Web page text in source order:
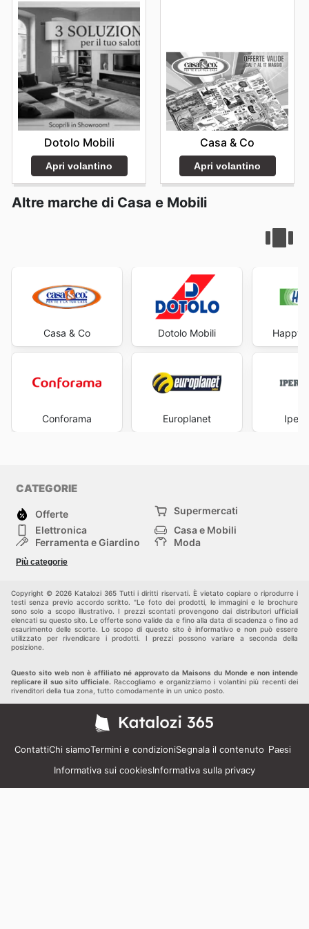
Monde's weekly ads and enjoy exclusive savings every
day.
Dotolo Mobili
Apri volantino
Casa & Co
Apri volantino
Altre marche di Casa e Mobili
Casa & Co
Conforama
Dotolo Mobili
Europlanet
Happy
CATEGORIE
Offerte
Supermercati
Elettronica
Casa e Mobili
Ferramenta e Giardino
Moda
Bambini e Neonati
Più categorie
Copyright © 2026 Katalozi 365 Tutti i diritti riservati. È vietato copiare o riprodurre i
testi senza previo accordo scritto. "Le foto dei prodotti, le immagini e le brochure
sono solo a scopo illustrativo. I prezzi scontati provengono dai distributori ufficiali
elencati su questo sito. Le offerte sono valide da e fino alla data di scadenza o fino ad
esaurimento delle scorte. Lo scopo di questo sito è informativo e non può essere
utilizzato per rivendicare i prodotti. I prezzi possono variare a seconda della
posizione.
Questo sito web non è affiliato né approvato da Maisons du Monde e non intende
replicare il suo sito ufficiale.Raccogliamo e organizziamo i volantini più recenti dei
rivenditori della tua zona, tutto comodamente in un unico posto.
ContattiChi siamoTermini e condizioniSegnala il contenuto Paesi
Informativa sui cookiesInformativa sulla privacy